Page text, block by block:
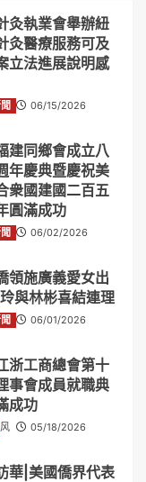
灸執業會舉辦紐
灸醫療服務可及
立法進展說明感
06/15/2026
建同鄉會成立八
年慶典暨慶祝美
衆國建國二百五
圓滿成功
06/02/2026
領施廣義愛女出
與林彬喜結連理
06/01/2026
浙工商總會第十
事會成員就職典
成功
05/18/2026
華|美國僑界代表